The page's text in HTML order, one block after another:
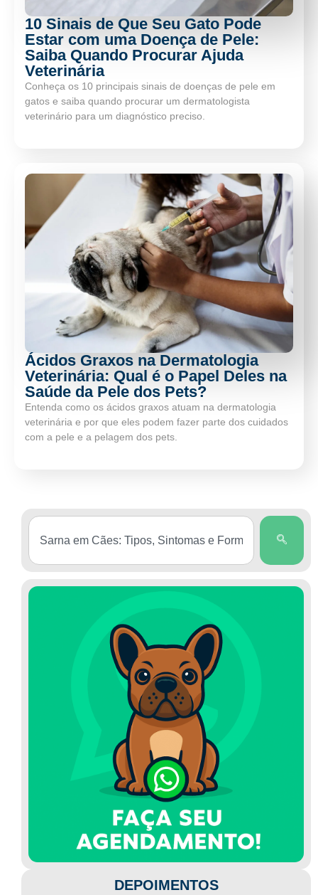
10 Sinais de Que Seu Gato Pode
Estar com uma Doença de Pele:
Saiba Quando Procurar Ajuda
Veterinária
Conheça os 10 principais sinais de doenças de pele em
gatos e saiba quando procurar um dermatologista
veterinário para um diagnóstico preciso.
Ácidos Graxos na Dermatologia
Veterinária: Qual é o Papel Deles na
Saúde da Pele dos Pets?
Entenda como os ácidos graxos atuam na dermatologia
veterinária e por que eles podem fazer parte dos cuidados
com a pele e a pelagem dos pets.
DEPOIMENTOS​